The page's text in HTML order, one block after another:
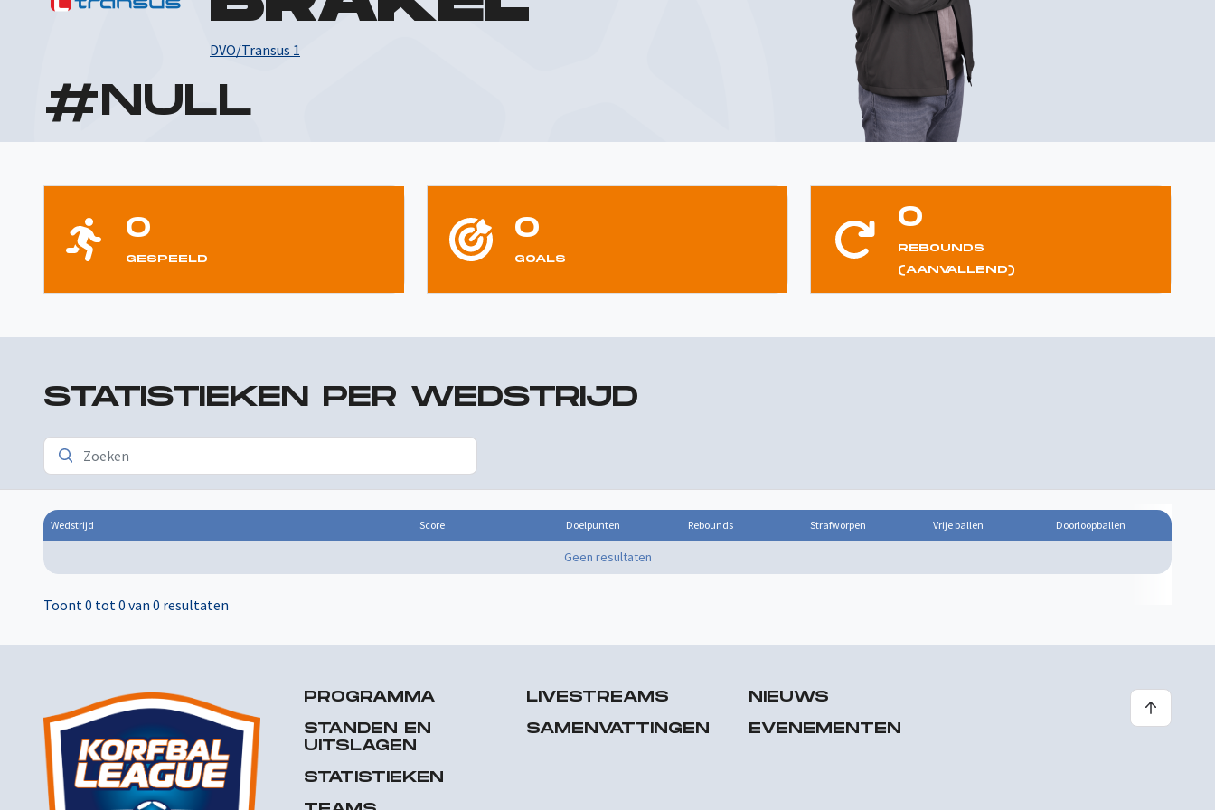
DVO/Transus 1
#NULL
0
GESPEELD
0
GOALS
0
REBOUNDS
(AANVALLEND)
STATISTIEKEN PER WEDSTRIJD
Wedstrijd Score Doelpunten Rebounds Strafworpen Vrije ballen Doorloopballen
Geen resultaten
Toont 0 tot 0 van 0 resultaten
PROGRAMMA
STANDEN EN
UITSLAGEN
STATISTIEKEN
LIVESTREAMS
SAMENVATTINGEN
NIEUWS
EVENEMENTEN